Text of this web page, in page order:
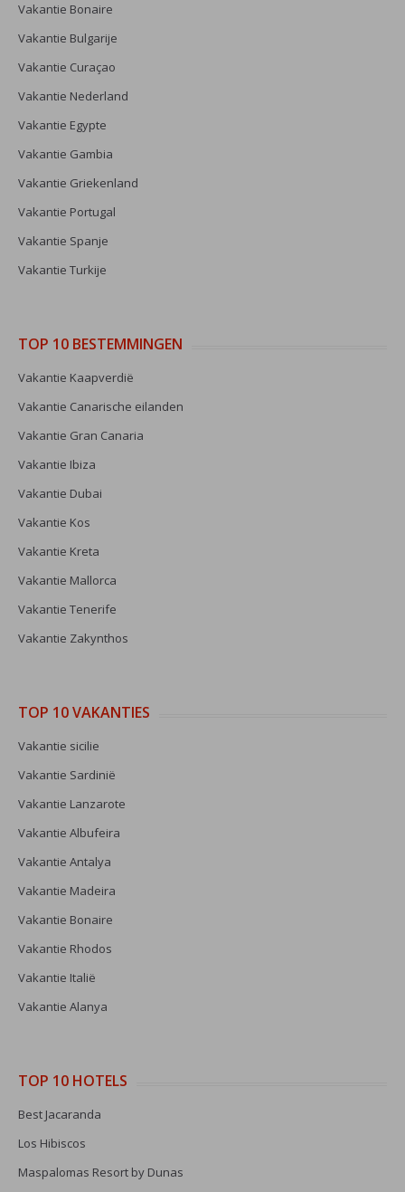
Vakantie Bonaire
Vakantie Bulgarije
Vakantie Curaçao
Vakantie Nederland
Vakantie Egypte
Vakantie Gambia
Vakantie Griekenland
Vakantie Portugal
Vakantie Spanje
Vakantie Turkije
TOP 10 BESTEMMINGEN
Vakantie Kaapverdië
Vakantie Canarische eilanden
Vakantie Gran Canaria
Vakantie Ibiza
Vakantie Dubai
Vakantie Kos
Vakantie Kreta
Vakantie Mallorca
Vakantie Tenerife
Vakantie Zakynthos
TOP 10 VAKANTIES
Vakantie sicilie
Vakantie Sardinië
Vakantie Lanzarote
Vakantie Albufeira
Vakantie Antalya
Vakantie Madeira
Vakantie Bonaire
Vakantie Rhodos
Vakantie Italië
Vakantie Alanya
TOP 10 HOTELS
Best Jacaranda
Los Hibiscos
Maspalomas Resort by Dunas